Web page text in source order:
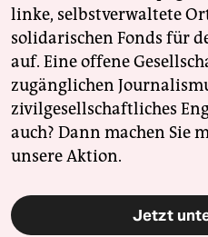
linke, selbstverwaltete
solidarischen Fonds für
auf. Eine offene
zugänglichen
zivilgesellschaftliches
auch? Dann machen Sie
unsere Aktion.
Jetzt